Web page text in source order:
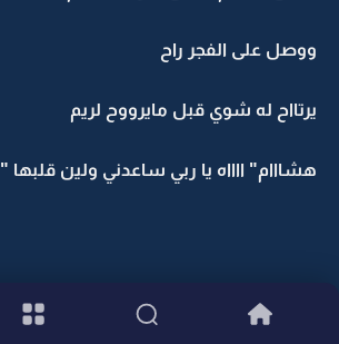
ووصل على الفجر راح
يرتااح له شوي قبل مايرووح لريم
هشااام" ااااه يا ربي ساعدني ولين قلبها "